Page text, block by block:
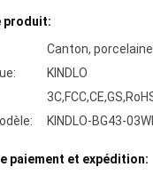
produit:
Canton, porcelaine
KINDLO
KINDLO-BG43-
paiement et expédition: